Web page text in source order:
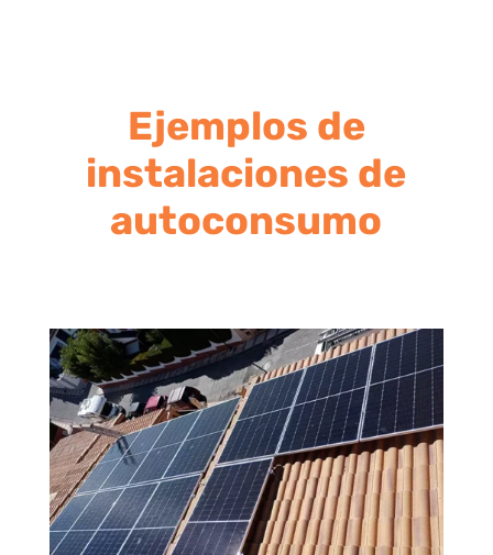
Ejemplos de
instalaciones de
autoconsumo